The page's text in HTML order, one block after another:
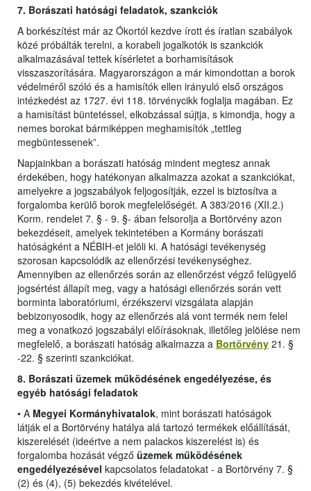
7. Borászati hatósági feladatok, szankciók
A borkészítést már az Ókortól kezdve írott és íratlan szabályok
közé próbálták terelni, a korabeli jogalkotók is szankciók
alkalmazásával tettek kísérletet a borhamisítások
visszaszorítására. Magyarországon a már kimondottan a borok
védelméről szóló és a hamisítók ellen irányuló első országos
intézkedést az 1727. évi 118. törvénycikk foglalja magában. Ez
a hamisítást büntetéssel, elkobzással sújtja, s kimondja, hogy a
nemes borokat bármiképpen meghamisítók „tettleg
megbüntessenek”.
Napjainkban a borászati hatóság mindent megtesz annak
érdekében, hogy hatékonyan alkalmazza azokat a szankciókat,
amelyekre a jogszabályok feljogosítják, ezzel is biztosítva a
forgalomba kerülő borok megfelelőségét. A 383/2016 (XII.2.)
Korm. rendelet 7. § - 9. §- ában felsorolja a Bortörvény azon
bekezdéseit, amelyek tekintetében a Kormány borászati
hatóságként a NÉBIH-et jelöli ki. A hatósági tevékenység
szorosan kapcsolódik az ellenőrzési tevékenységhez.
Amennyiben az ellenőrzés során az ellenőrzést végző felügyelő
jogsértést állapít meg, vagy a hatósági ellenőrzés során vett
borminta laboratóriumi, érzékszervi vizsgálata alapján
bebizonyosodik, hogy az ellenőrzés alá vont termék nem felel
meg a vonatkozó jogszabályi előírásoknak, illetőleg jelölése nem
megfelelő, a borászati hatóság alkalmazza a Bortörvény 21. §
-22. § szerinti szankciókat.
8. Borászati üzemek működésének engedélyezése, és
egyéb hatósági feladatok
• A Megyei Kormányhivatalok, mint borászati hatóságok
látják el a Bortörvény hatálya alá tartozó termékek előállítását,
kiszerelését (ideértve a nem palackos kiszerelést is) és
forgalomba hozását végző üzemek működésének
engedélyezésével kapcsolatos feladatokat - a Bortörvény 7. §
(2) és (4), (5) bekezdés kivételével.